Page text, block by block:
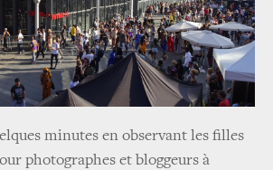
minutes en observant les filles
photographes et bloggeurs à